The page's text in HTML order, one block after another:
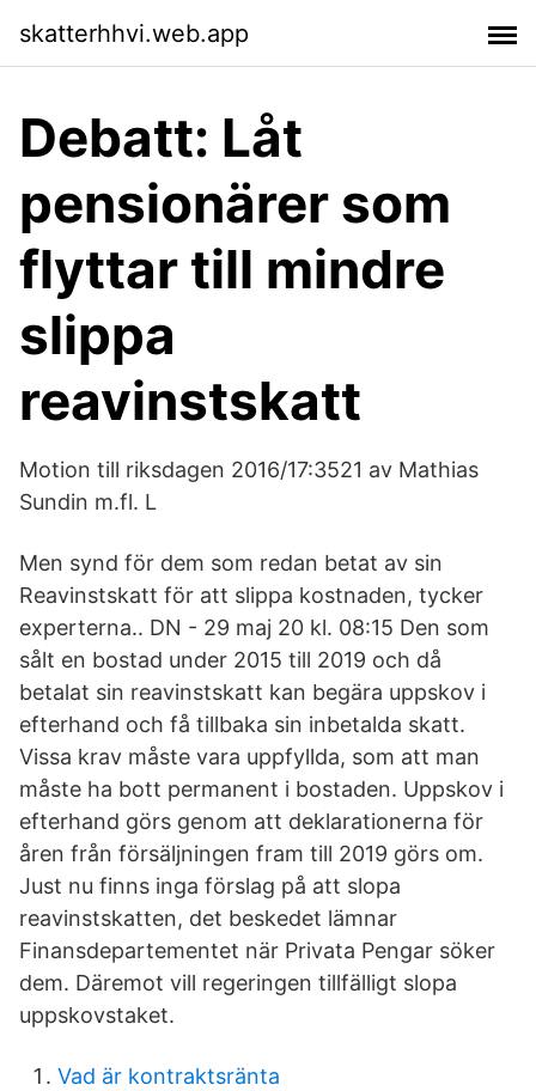
skatterhhvi.web.app
Debatt: Låt
pensionärer som
flyttar till mindre
slippa
reavinstskatt
Motion till riksdagen 2016/17:3521 av Mathias
Sundin m.fl. L
Men synd för dem som redan betat av sin
Reavinstskatt för att slippa kostnaden, tycker
experterna.. DN - 29 maj 20 kl. 08:15 Den som
sålt en bostad under 2015 till 2019 och då
betalat sin reavinstskatt kan begära uppskov i
efterhand och få tillbaka sin inbetalda skatt.
Vissa krav måste vara uppfyllda, som att man
måste ha bott permanent i bostaden. Uppskov i
efterhand görs genom att deklarationerna för
åren från försäljningen fram till 2019 görs om.
Just nu finns inga förslag på att slopa
reavinstskatten, det beskedet lämnar
Finansdepartementet när Privata Pengar söker
dem. Däremot vill regeringen tillfälligt slopa
uppskovstaket.
Vad är kontraktsränta